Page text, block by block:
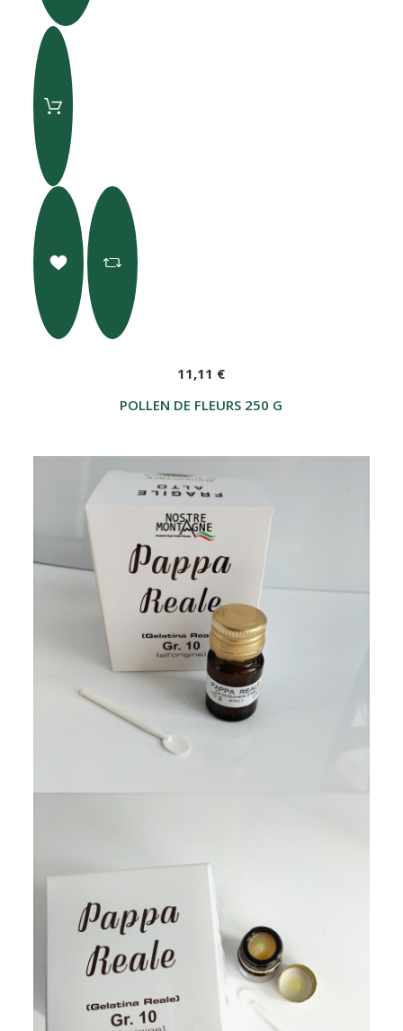
POLLEN DE FLEURS 250 G
11,11 €